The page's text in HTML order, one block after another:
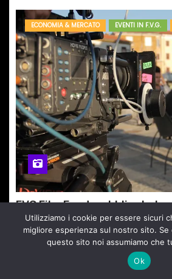
ECONOMIA & MERCATO EVENTI IN F.V.G.
FVG Film Fund: pubblicata la
graduatoria 2026
Ago 5, 2026 Redazione
Utilizziamo i cookie per essere sicuri
migliore esperienza sul nostro sito.
questo sito noi assumiamo che
Ok